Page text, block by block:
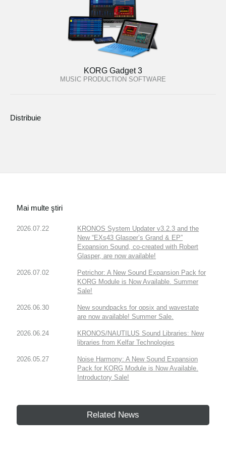
KORG Gadget 3
MUSIC PRODUCTION SOFTWARE
Distribuie
Mai multe ştiri
2026.07.22
KRONOS System Updater v3.2.3 and the
New “EXs43 Glasper’s Grand & EP”
Expansion Sound, co-created with Robert
Glasper, are now available!
2026.07.02
Petrichor: A New Sound Expansion Pack for
KORG Module is Now Available. Summer
Sale!
2026.06.30
New soundpacks for opsix and wavestate
are now available! Summer Sale.
2026.06.24
KRONOS/NAUTILUS Sound Libraries: New
libraries from Kelfar Technologies
2026.05.27
Noise Harmony: A New Sound Expansion
Pack for KORG Module is Now Available.
Introductory Sale!
Related News